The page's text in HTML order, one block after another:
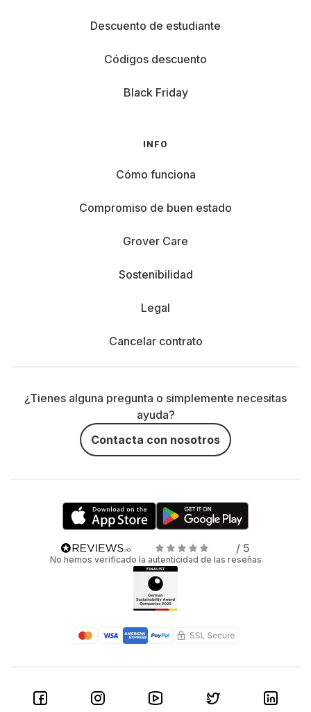
Descuento de estudiante
Códigos descuento
Black Friday
INFO
Cómo funciona
Compromiso de buen estado
Grover Care
Sostenibilidad
Legal
Cancelar contrato
¿Tienes alguna pregunta o simplemente necesitas
ayuda?
Contacta con nosotros
/ 5
No hemos verificado la autenticidad de las reseñas